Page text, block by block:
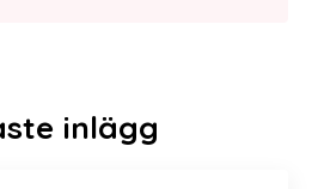
inlägg